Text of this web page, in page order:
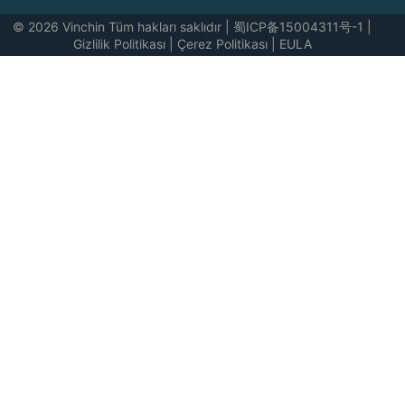
© 2026 Vinchin Tüm hakları saklıdır |蜀ICP备15004311号-1
Gizlilik Politikası| Çerez Politikası| EULA